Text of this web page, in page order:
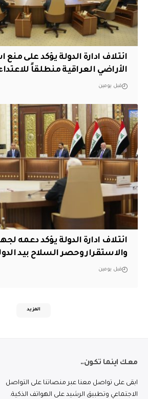
ائتلاف ادارة الدولة يؤكد على
الأراضي العراقية منطلقاً
قبل يومين
ائتلاف ادارة الدولة يؤكد دعمه
والاستقرار وحصر السلاح بيد
قبل يومين
المزيد
معك اينما تكون..
ابقى على تواصل معنا عبر منصاتنا على التواصل
الاجتماعي وتطبيق الرشيد على الهواتف الذكية.